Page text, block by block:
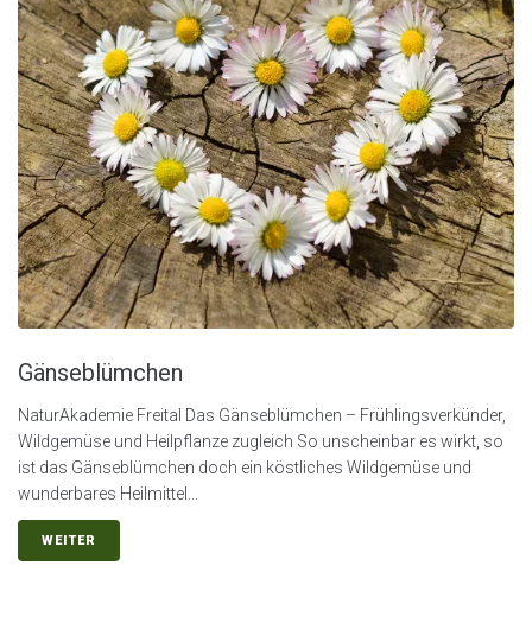
Gänseblümchen
NaturAkademie Freital Das Gänseblümchen – Frühlingsverkünder,
Wildgemüse und Heilpflanze zugleich So unscheinbar es wirkt, so
ist das Gänseblümchen doch ein köstliches Wildgemüse und
wunderbares Heilmittel...
WEITER